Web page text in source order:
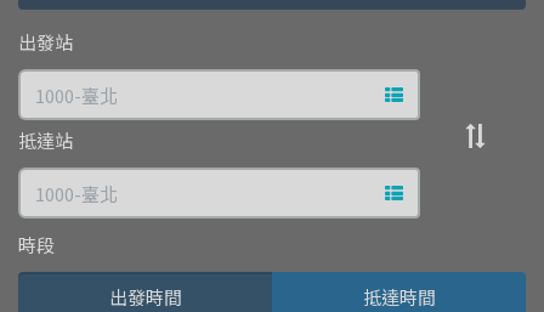
出發站
文字站點查詢
抵達站
文字站點查詢
出發站與
時段
出發時間 抵達時間